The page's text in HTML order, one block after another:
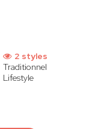
2 styles
Traditionnel
Lifestyle